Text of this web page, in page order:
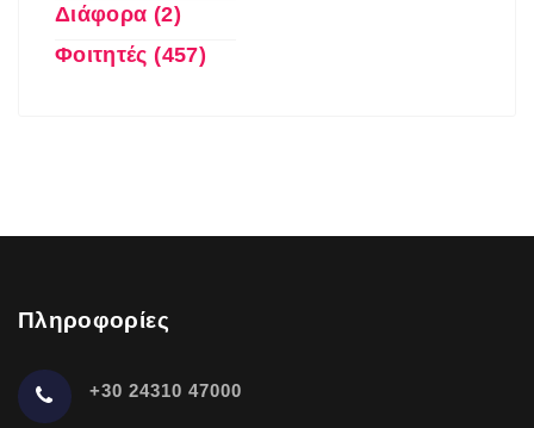
Διάφορα (2)
Φοιτητές (457)
Πληροφορίες
+30 24310 47000